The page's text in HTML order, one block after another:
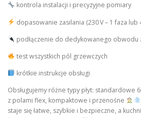
kontrola instalacji i precyzyjne pomiary
dopasowanie zasilania (230 V – 1 faza lub
podłączenie do dedykowanego obwodu
test wszystkich pól grzewczych
krótkie instrukcje obsługi
Obsługujemy różne typy płyt: standardowe
z polami flex, kompaktowe i przenośne
staje się łatwe, szybkie i bezpieczne, a